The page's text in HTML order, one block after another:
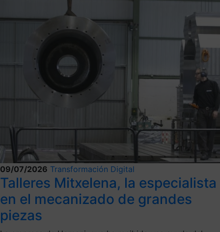
09/07/2026 Transformación Digital
Talleres Mitxelena, la especialista
en el mecanizado de grandes
piezas